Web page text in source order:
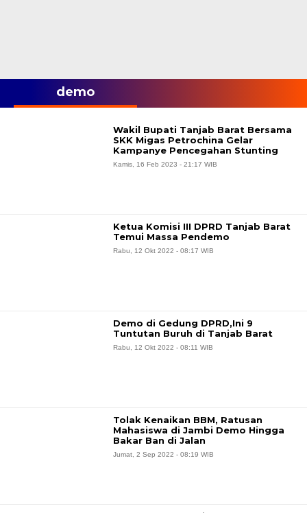
demo
Wakil Bupati Tanjab Barat Bersama
SKK Migas Petrochina Gelar
Kampanye Pencegahan Stunting
Kamis, 16 Feb 2023 - 21:17 WIB
Ketua Komisi III DPRD Tanjab Barat
Temui Massa Pendemo
Rabu, 12 Okt 2022 - 08:17 WIB
Demo di Gedung DPRD,Ini 9
Tuntutan Buruh di Tanjab Barat
Rabu, 12 Okt 2022 - 08:11 WIB
Tolak Kenaikan BBM, Ratusan
Mahasiswa di Jambi Demo Hingga
Bakar Ban di Jalan
Jumat, 2 Sep 2022 - 08:19 WIB